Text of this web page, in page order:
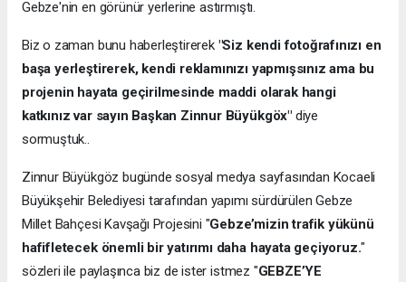
Gebze'nin en görünür yerlerine astırmıştı.
Biz o zaman bunu haberleştirerek "Siz kendi fotoğrafınızı en
başa yerleştirerek, kendi reklamınızı yapmışsınız ama bu
projenin hayata geçirilmesinde maddi olarak hangi
katkınız var sayın Başkan Zinnur Büyükgöx" diye
sormuştuk..
Zinnur Büyükgöz bugünde sosyal medya sayfasından Kocaeli
Büyükşehir Belediyesi tarafından yapımı sürdürülen Gebze
Millet Bahçesi Kavşağı Projesini "Gebze’mizin trafik yükünü
hafifletecek önemli bir yatırımı daha hayata geçiyoruz."
sözleri ile paylaşınca biz de ister istmez "GEBZE’YE